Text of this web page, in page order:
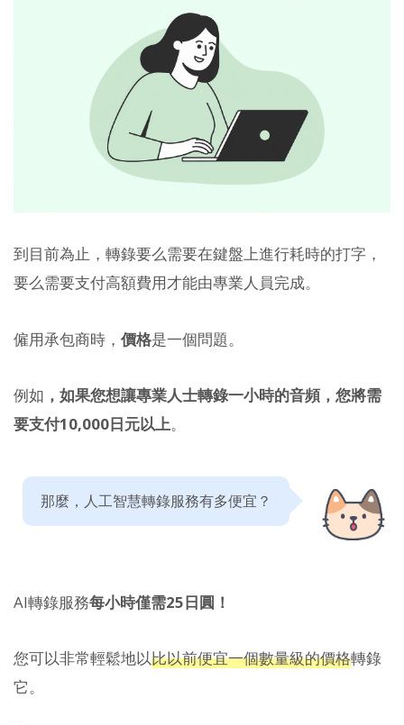
到目前為止，轉錄要么需要在鍵盤上進行耗時的打字，
要么需要支付高額費用才能由專業人員完成。
僱用承包商時， 價格是一個問題。
例如 ，如果您想讓專業人士轉錄一小時的音頻，您將需
要支付10,000日元以上。
那麼，人工智慧轉錄服務有多便宜？
AI轉錄服務每小時僅需25日圓！
您可以非常輕鬆地以比以前便宜一個數量級的價格轉錄
它。